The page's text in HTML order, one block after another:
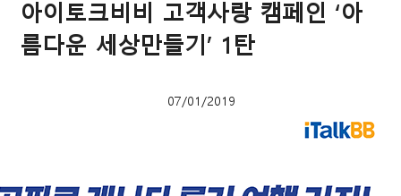
아이토크비비 고객사랑 캠페인 ‘아
름다운 세상만들기’ 1탄
07/01/2019